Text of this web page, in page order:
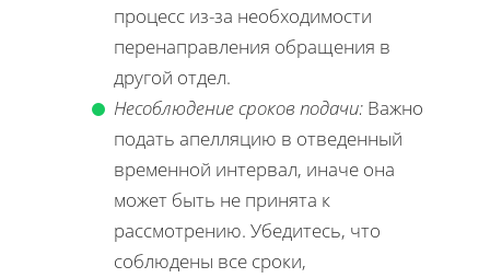
процесс из-за необходимости
перенаправления обращения в
другой отдел.
Несоблюдение сроков подачи: Важно
подать апелляцию в отведенный
временной интервал, иначе она
может быть не принята к
рассмотрению. Убедитесь, что
соблюдены все сроки,